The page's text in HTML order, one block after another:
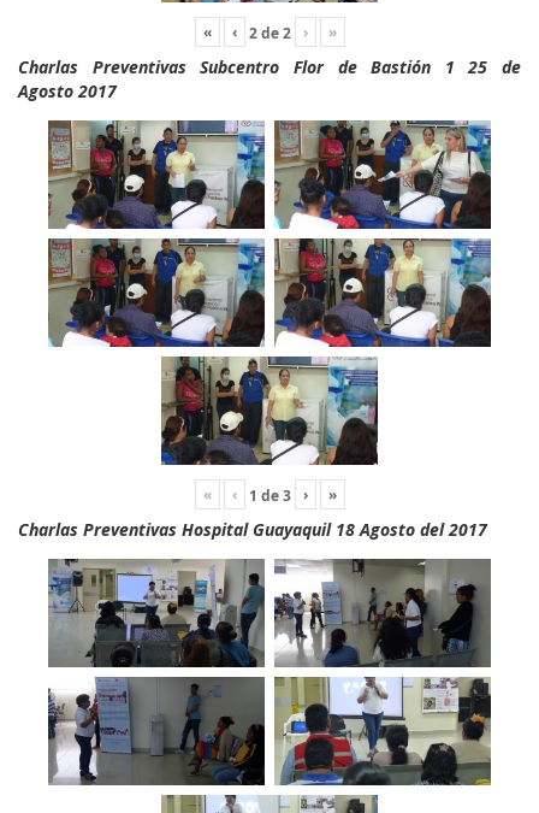
« ‹ 2de2 › »
Charlas Preventivas Subcentro Flor de Bastión 1 25 de
Agosto 2017
« ‹ 1 de3 › »
Charlas Preventivas Hospital Guayaquil 18 Agosto del 2017